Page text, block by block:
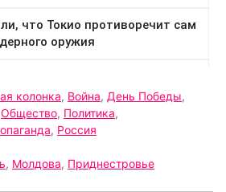
колонка, Война, День Победы,
Общество, Политика,
, Россия
, Молдова, Приднестровье